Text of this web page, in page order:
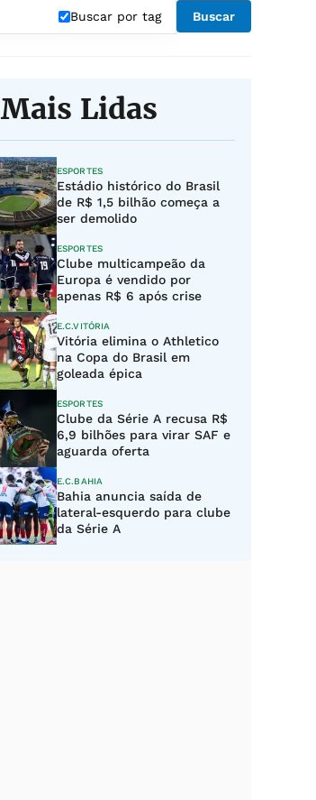
Buscar por tag Buscar
Mais Lidas
ESPORTES
Estádio histórico do Brasil
de R$ 1,5 bilhão começa a
ser demolido
ESPORTES
Clube multicampeão da
Europa é vendido por
apenas R$ 6 após crise
E.C.VITÓRIA
Vitória elimina o Athletico
na Copa do Brasil em
goleada épica
ESPORTES
Clube da Série A recusa R$
6,9 bilhões para virar SAF e
aguarda oferta
E.C.BAHIA
Bahia anuncia saída de
lateral-esquerdo para clube
da Série A